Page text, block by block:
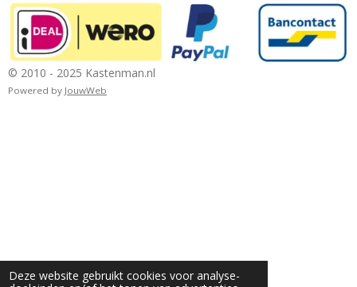
Deze website gebruikt cookies voor analyse-
© 2010 - 2025 Kastenman.nl
Powered by JouwWeb